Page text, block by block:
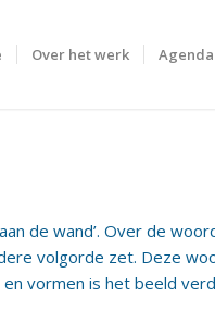
Over het werk Agenda
de wand’. Over de
volgorde zet. Deze
en vormen is het beeld